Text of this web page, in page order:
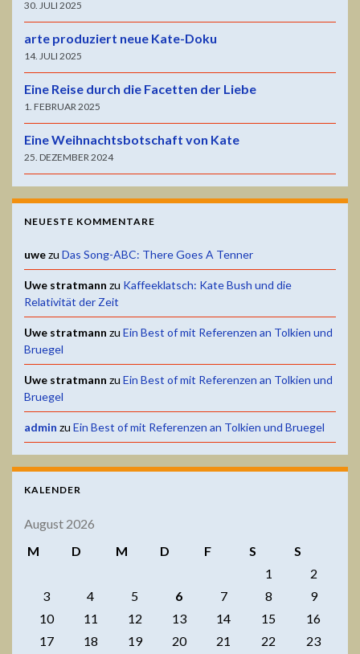
30. JULI 2025
arte produziert neue Kate-Doku
14. JULI 2025
Eine Reise durch die Facetten der Liebe
1. FEBRUAR 2025
Eine Weihnachtsbotschaft von Kate
25. DEZEMBER 2024
NEUESTE KOMMENTARE
uwezu Das Song-ABC: There Goes A Tenner
Uwe stratmann zu Kaffeeklatsch: Kate Bush und die
Relativität der Zeit
Uwe stratmann zu Ein Best of mit Referenzen an Tolkien und
Bruegel
Uwe stratmann zu Ein Best of mit Referenzen an Tolkien und
Bruegel
admin zu Ein Best of mit Referenzen an Tolkien und Bruegel
KALENDER
August 2026
M
D M D F S
S
1
2
3
4 5 6 7 8
9
10
11 12 13 14 15
16
17
18 19 20 21 22
23